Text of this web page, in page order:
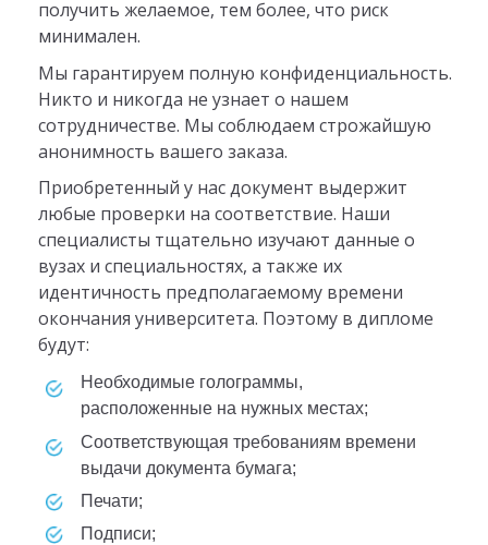
получить желаемое, тем более, что риск
минимален.
Мы гарантируем полную конфиденциальность.
Никто и никогда не узнает о нашем
сотрудничестве. Мы соблюдаем строжайшую
анонимность вашего заказа.
Приобретенный у нас документ выдержит
любые проверки на соответствие. Наши
специалисты тщательно изучают данные о
вузах и специальностях, а также их
идентичность предполагаемому времени
окончания университета. Поэтому в дипломе
будут:
необходимые голограммы,
расположенные на нужных местах;
соответствующая требованиям времени
выдачи документа бумага;
печати;
подписи;